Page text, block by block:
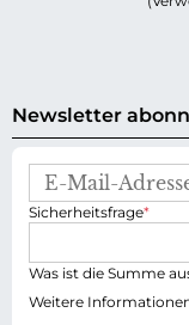
Newsletter
M
l
-
P
i
c
h
Sicherheitsfrage*
Was ist die Summe
Weitere